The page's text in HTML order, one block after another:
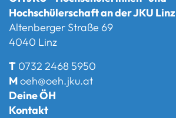
Hochschülerschaft an der JKU Linz
Altenberger Straße 69
4040 Linz
T 0732 2468 5950
Moeh@oeh.jku.at
Deine ÖH
Kontakt